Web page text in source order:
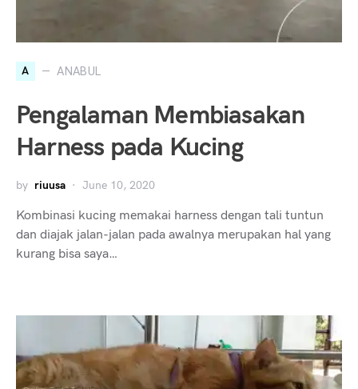
A ANABUL
Pengalaman Membiasakan
Harness pada Kucing
by riuusa June 10, 2020
Kombinasi kucing memakai harness dengan tali tuntun
dan diajak jalan-jalan pada awalnya merupakan hal yang
kurang bisa saya…